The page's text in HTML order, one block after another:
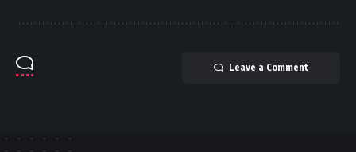
Leave a Comment